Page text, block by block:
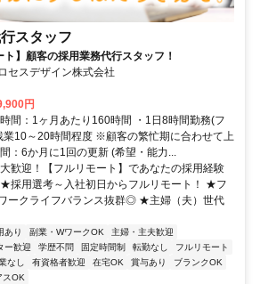
スタッフ
ト】顧客の採用業務代行スタッフ！
セスデザイン株式会社
円
間：1ヶ月あたり160時間 ・1日8時間勤務(フ
業10～20時間程度 ※顧客の繁忙期に合わせて上
：6か月に1回の更新 (希望・能力...
歓迎！【フルリモート】であなたの採用経験
採用選考～入社初日からフルリモート！ ★フ
ークライフバランス抜群◎ ★主婦（夫）世代
あり 副業・WワークOK
主婦・主夫歓迎
ー歓迎 学歴不問 固定時間制 転勤なし
フルリモート
なし 有資格者歓迎 在宅OK 賞与あり
ブランクOK
スOK